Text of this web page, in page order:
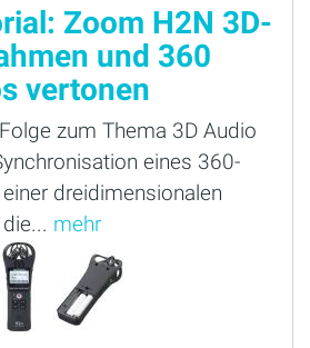
Zoom H2N 3D-
und 360
vertonen
zum Thema 3D Audio
eines 360-
dreidimensionalen
mehr